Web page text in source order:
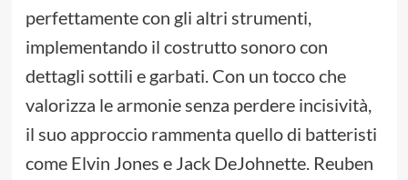
perfettamente con gli altri strumenti,
implementando il costrutto sonoro con
dettagli sottili e garbati. Con un tocco che
valorizza le armonie senza perdere incisività,
il suo approccio rammenta quello di batteristi
come Elvin Jones e Jack DeJohnette. Reuben